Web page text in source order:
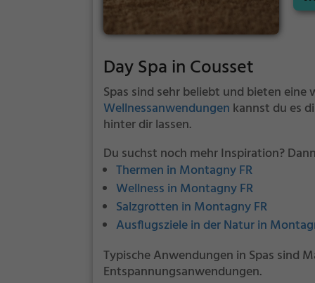
Day Spa in Cousset
Spas sind sehr beliebt und bieten
Wellnessanwendungen kannst du es
hinter dir lassen.
Du suchst noch mehr Inspiration?
Thermen in Montagny FR
Wellness in Montagny FR
Salzgrotten in Montagny FR
Ausflugsziele in der Natur in
Typische Anwendungen in Spas sind
Entspannungsanwendungen.